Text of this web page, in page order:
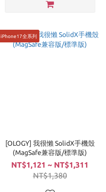
iPhone17全系列
[OLOGY] 我很懶 SolidX手機殼
(MagSafe兼容版/標準版)
NT$1,121 ~ NT$1,311
NT$1,380